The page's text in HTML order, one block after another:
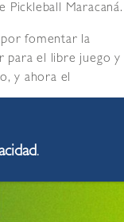
Pickleball Maracaná.
fomentar la
para el libre juego y
y ahora el
.